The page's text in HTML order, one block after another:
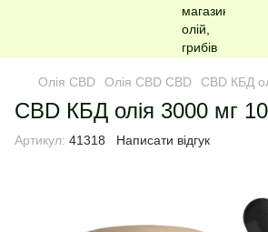
Олія CBD Олія CBD CBD CBD КБД
CBD КБД олія 3000 мг
Артикул: 41318 Написати відгук